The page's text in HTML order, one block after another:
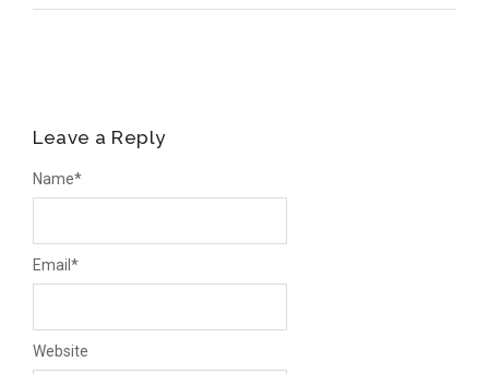
Leave a Reply
Name*
Email *
Website